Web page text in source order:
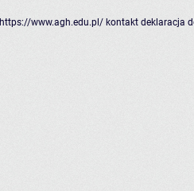
https://www.agh.edu.pl/ kontakt deklaracja